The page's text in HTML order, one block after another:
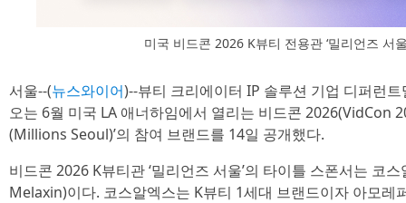
미국 비드콘 2026 K뷰티 전용관 ‘밀리언즈 서
서울--(뉴스와이어)--뷰티 크리에이터 IP 솔루션 기업 디퍼런
오는 6월 미국 LA 애너하임에서 열리는 비드콘 2026(VidCon
(Millions Seoul)’의 참여 브랜드를 14일 공개했다.
비드콘 2026 K뷰티관 ‘밀리언즈 서울’의 타이틀 스폰서는 코
Melaxin)이다. 코스알엑스는 K뷰티 1세대 브랜드이자 아모레